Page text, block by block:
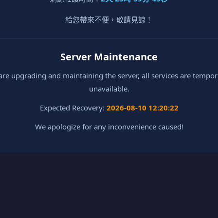
給您帶來不便，敬請見諒！
Server Maintenance
upgrading and maintaining the server, all services are
unavailable.
Expected Recovery: 2026-08-10 12:20:22
We apologize for any inconvenience caused!